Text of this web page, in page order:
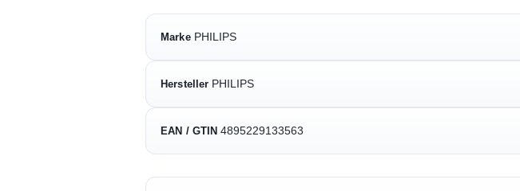
Marke PHILIPS
Hersteller PHILIPS
EAN / GTIN 4895229133563